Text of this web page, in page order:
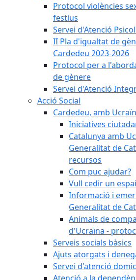
Protocol violències
festius
Servei d'Atenció
II Pla d'igualtat de
Cardedeu 2023-2026
Protocol per a
de gènere
Servei d'Atenció
Acció Social
Cardedeu, amb
Iniciatives
Catalunya amb
Generalitat de
recursos
Com puc ajudar?
Vull cedir un
Informació i
Generalitat de
Animals de
d'Ucraïna -
Serveis socials bàsics
Ajuts atorgats i
Servei d'atenció